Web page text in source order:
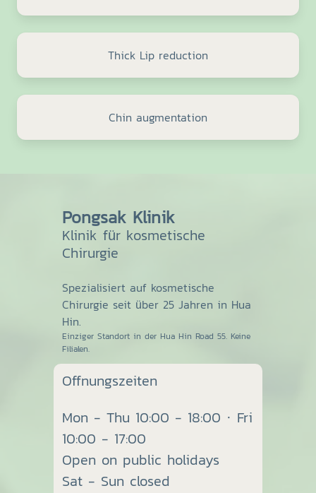
Thick Lip reduction
Chin augmentation
Pongsak Klinik
Klinik für kosmetische
Chirurgie
Spezialisiert auf kosmetische
Chirurgie seit über 25 Jahren in Hua
Hin.
Einziger Standort in der Hua Hin Road 55. Keine
Filialen.
Offnungszeiten
Mon - Thu 10:00 - 18:00 · Fri
10:00 - 17:00
Open on public holidays
Sat - Sun closed